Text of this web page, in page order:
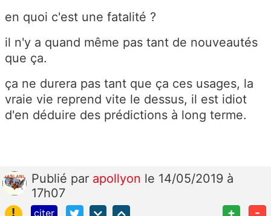
en quoi c'est une fatalité ?
il n'y a quand même pas tant de nouveautés
que ça.
ça ne durera pas tant que ça ces usages, la
vraie vie reprend vite le dessus, il est idiot
d'en déduire des prédictions à long terme.
Publié par apollyon le 14/05/2019 à
17h07
!
citer + -